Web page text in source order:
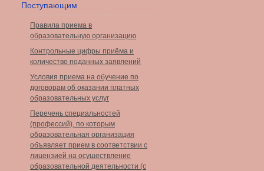
Поступающим
Правила приема в
образовательную организацию
Контрольные цифры приёма и
количество поданных заявлений
Условия приема на обучение по
договорам об оказании платных
образовательных услуг
Перечень специальностей
(профессий), по которым
образовательная организация
объявляет прием в соответствии с
лицензией на осуществление
образовательной деятельности (с